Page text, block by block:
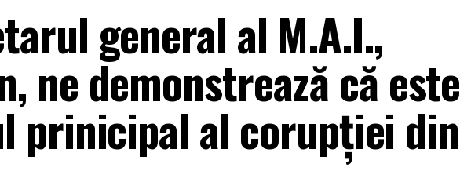
general al M.A.I.,
ne demonstrează că este
prinicipal al corupției din